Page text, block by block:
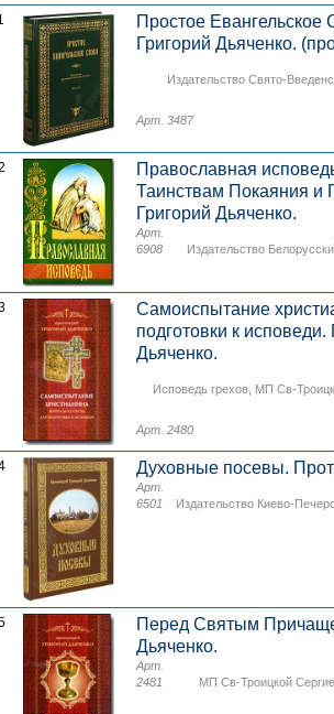
Простое
Григорий Дьяченко.
Издательство Свято-
Арт. 3487
Православная
Таинствам Покаяния и
Григорий Дьяченко.
Издательство
Арт.
6908
Самоиспытание
подготовки к
Дьяченко.
Исповедь грехов МП Св-
Арт. 2480
Духовные посевы.
Издательство Киево-
Арт.
6501
Перед Святым
Дьяченко.
МП Св-Троицкой
Арт.
2481